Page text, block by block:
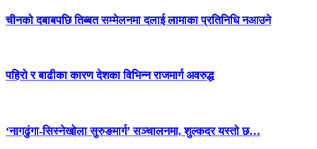
चीनको दबाबपछि तिब्बत सम्मेलनमा दलाई लामाका प्रतिनिधि नआउने
पहिरो र बाढीका कारण देशका विभिन्न राजमार्ग अवरुद्ध
‘नागढुंगा-सिस्नेखोला सुरुङमार्ग’ सञ्चालनमा, शुल्कदर यस्तो छ…